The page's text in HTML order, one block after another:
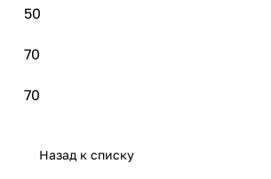
50
70
70
Назад к списку